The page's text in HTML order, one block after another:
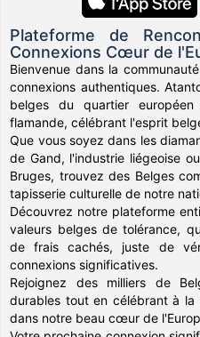
Plateforme de
Connexions Cœur de
Bienvenue dans la
connexions authentiques.
belges du quartier
flamande, célébrant l'esprit
Que vous soyez dans les
de Gand, l'industrie liégeoise
Bruges, trouvez des Belges
tapisserie culturelle de notre
Découvrez notre plateforme
valeurs belges de tolérance,
de frais cachés, juste de
connexions significatives.
Rejoignez des milliers de
durables tout en célébrant à
dans notre beau cœur de